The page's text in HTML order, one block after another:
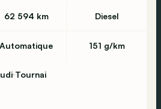
62 594 km Diesel
Automatique 151 g/km
Tournai